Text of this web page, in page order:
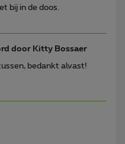
bij in de doos.
door Kitty Bossaer
bedankt alvast!